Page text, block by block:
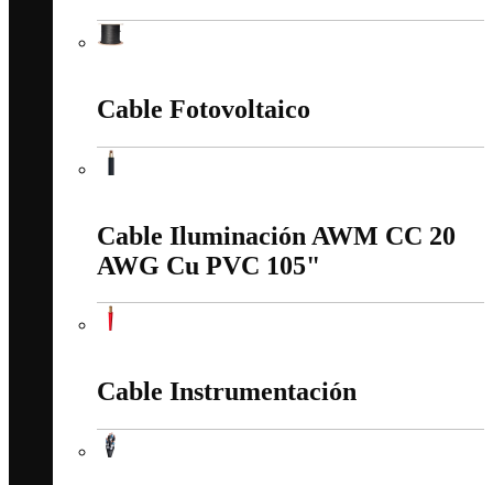
Cable Fotovoltaico
Cable Iluminación AWM CC 20
AWG Cu PVC 105"
Cable Instrumentación